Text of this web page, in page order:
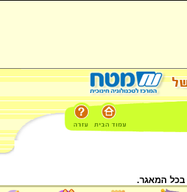
בכל המאגר.